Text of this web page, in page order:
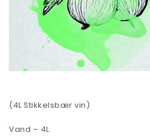
(4L Stikkelsbær vin)
Vand – 4L